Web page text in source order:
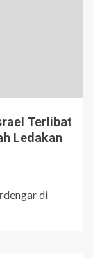
Terlibat
Ledakan
di